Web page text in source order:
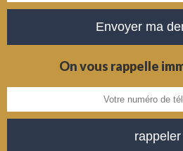
On vous rappelle